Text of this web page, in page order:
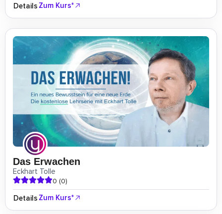
Details Zum Kurs*
Das Erwachen
Eckhart Tolle
0 (0)
Details Zum Kurs*